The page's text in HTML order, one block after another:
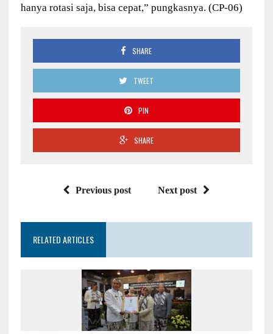
hanya rotasi saja, bisa cepat,” pungkasnya. (CP-06)
SHARE
TWEET
PIN
SHARE
Previous post Next post
RELATED ARTICLES